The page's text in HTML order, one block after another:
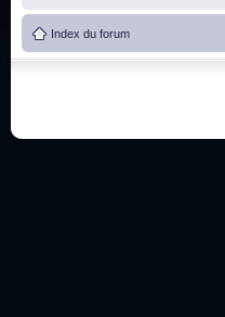
Index du forum